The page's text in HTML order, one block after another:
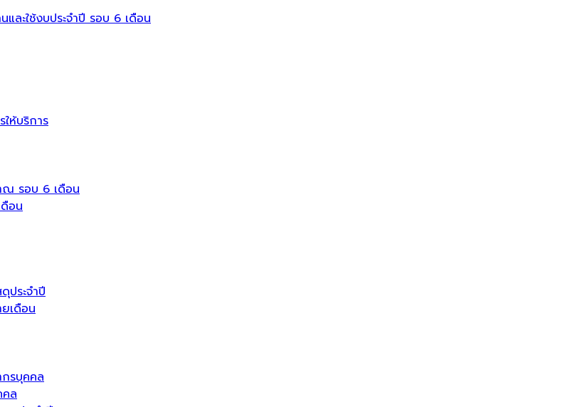
ละใช้งบประจำปี รอบ 6 เดือน
ห้บริการ
ณ รอบ 6 เดือน
ดือน
ประจำปี
เดือน
กรบุคคล
คล